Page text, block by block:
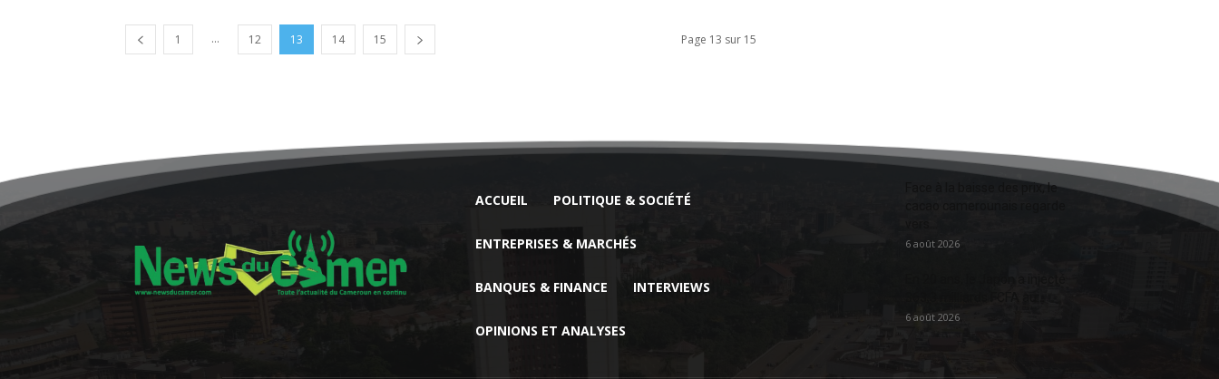
1 ... 12 13 14 15 Page 13 sur 15
ACCUEIL POLITIQUE & SOCIÉTÉ
ENTREPRISES & MARCHÉS
BANQUES & FINANCE INTERVIEWS
OPINIONS ET ANALYSES
Face à la baisse des prix, le
6 août 2026
6 août 2026